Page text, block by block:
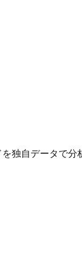
独自データで分